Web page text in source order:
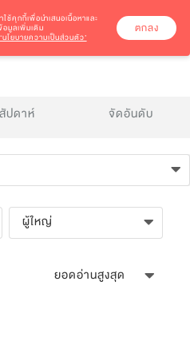
ปดาห์ จัดอันดับ
ผู้ใหญ่
ยอดอ่านสูงสุด
ใช้คุกกี้เพื่อนำเสนอเนื้อหาและ
มูลเพิ่มเติม
‘นโยบายความเป็นส่วนตัว’
ตกลง